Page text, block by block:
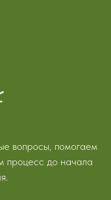
вопросы, помогаем
процесс до начала